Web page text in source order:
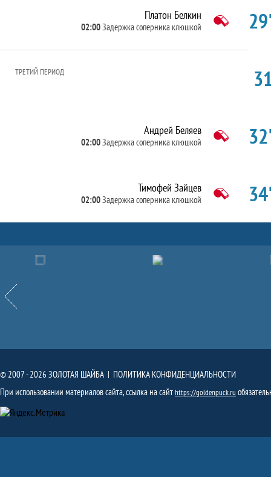
Платон Белкин
02:00Задержка соперника клюшкой
ТРЕТИЙ ПЕРИОД
Андрей Беляев
02:00Задержка соперника клюшкой
Тимофей Зайцев
02:00Задержка соперника клюшкой
Назад
Партнёры
© 2007 - 2026 ЗОЛОТАЯ ШАЙБА | ПОЛИТИКА КОНФИДЕНЦИАЛЬНОСТИ
При использовании материалов сайта, ссылка на сайтhttps://goldenpuck.ru